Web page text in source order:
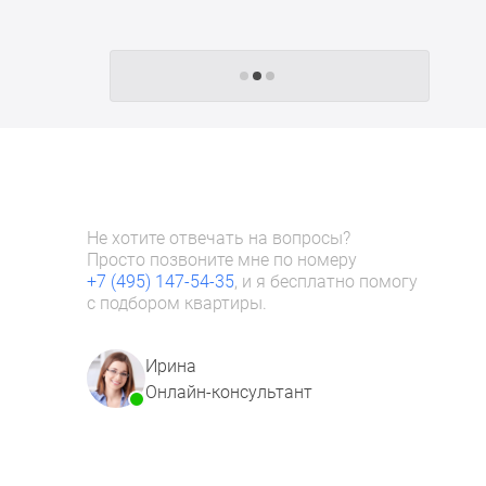
Следующие -24 жилых комплекса
Не хотите отвечать на вопросы?
Просто позвоните мне по номеру
+7 (495) 147-54-35, и я бесплатно помогу
с подбором квартиры.
Ирина
Онлайн-консультант